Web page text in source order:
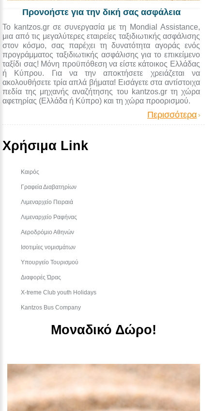
Προνοήστε για την δική σας ασφάλεια
Το kantzos.gr σε συνεργασία με τη Mondial Assistance,
μια από τις μεγαλύτερες εταιρείες ταξιδιωτικής ασφάλισης
στον κόσμο, σας παρέχει τη δυνατότητα αγοράς ενός
προγράμματος ταξιδιωτικής ασφάλισης για το επικείμενο
ταξίδι σας! Μόνη προϋπόθεση να είστε κάτοικος Ελλάδας
ή Κύπρου. Για να την αποκτήσετε χρειάζεται να
ακολουθήσετε τρία απλά βήματα! Εισάγετε στα αντίστοιχα
πεδία της μηχανής αναζήτησης του kantzos.gr τη χώρα
αφετηρίας (Ελλάδα ή Κύπρο) και τη χώρα προορισμού.
Περισσότερα
Χρήσιμα Link
Καιρός
Γραφεία Διαβατηρίων
Λιμεναρχείο Πειραιά
Λιμεναρχείο Ραφήνας
Αεροδρόμιο Αθηνών
Ισοτιμίες νομισμάτων
Υπουργείο Τουρισμού
Διαφορές Ώρας
Χ-treme Club youth Holidays
Kantzos Bus Company
Μοναδικό Δώρο!